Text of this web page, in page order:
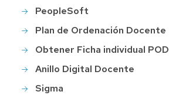
PeopleSoft
Plan de Ordenación Docente
Obtener Ficha individual POD
Anillo Digital Docente
Sigma